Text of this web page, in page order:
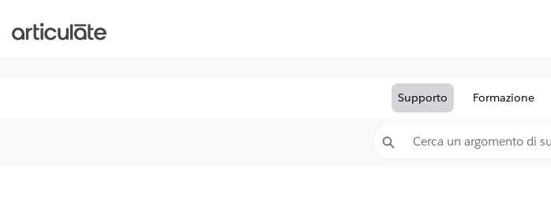
Supporto Formazione